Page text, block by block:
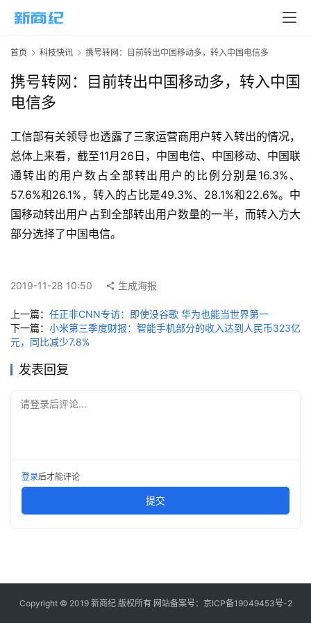
商
业
5
人
工
智
能
A
科
快
讯
创
纪
新
栏
首页 科技快讯 携号转网：目前转出中国移动多，转入中国电信多
携号转网：目前转出中国移动多，转入中国
电信多
工信部有关领导也透露了三家运营商用户转入转出的情况，
总体上来看，截至11月26日，中国电信、中国移动、中国联
通转出的用户数占全部转出用户的比例分别是16.3%、
57.6%和26.1%，转入的占比是49.3%、28.1%和22.6%。中
国移动转出用户占到全部转出用户数量的一半，而转入方大
部分选择了中国电信。
2019-11-28 10:50 生成海报
上一篇： 任正非CNN专访：即使没谷歌 华为也能当世界第一
下一篇： 小米第三季度财报：智能手机部分的收入达到人民币323亿
元，同比减少7.8%
发表回复
请登录后评论...
登录后才能评论
提交
Copyright © 2019 新商纪版权所有 网站备案号： 京ICP备19049453号-2